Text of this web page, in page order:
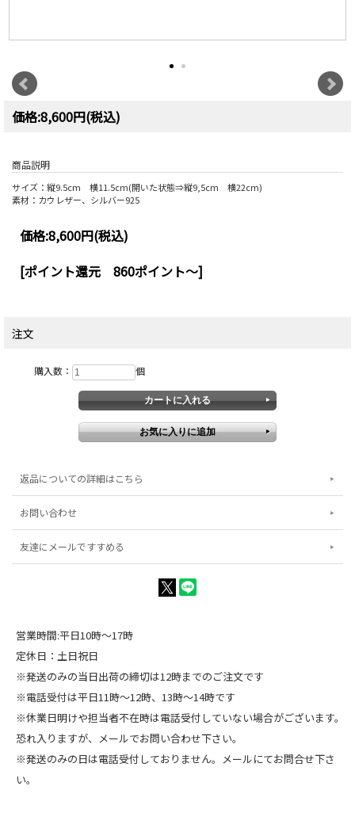
価格:8,600円(税込)
商品説明
サイズ：縦9.5cm 横11.5cm(開いた状態⇒縦9,5cm 横22cm)
素材：カウレザー、シルバー925
価格:8,600円(税込)
[ポイント還元 860ポイント～]
注文
購入数： 個
返品についての詳細はこちら
お問い合わせ
友達にメールですすめる
営業時間:平日10時～17時
定休日：土日祝日
※発送のみの当日出荷の締切は12時までのご注文です
※電話受付は平日11時～12時、13時～14時です
※休業日明けや担当者不在時は電話受付していない場合がございます。
恐れ入りますが、メールでお問い合わせ下さい。
※発送のみの日は電話受付しておりません。メールにてお問合せ下さ
い。